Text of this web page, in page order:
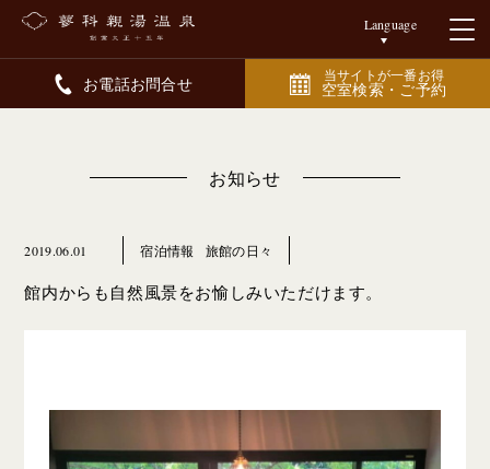
Language
お電話お問合せ 当サイトが一番お得
空室検索・ご予約
お知らせ
2019.06.01 宿泊情報 旅館の日々
館内からも自然風景をお愉しみいただけます。